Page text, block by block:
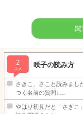
2
コメ
咲子の読み方
さきこ、さこと読みまし
つく名前の質問↓…
やはり初見だと「さきこ